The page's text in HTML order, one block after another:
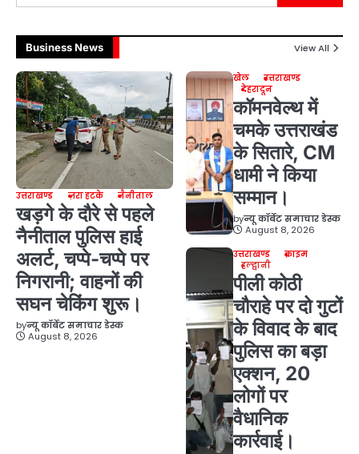
Business News View All
उत्तराखण्ड ज़रा हटके नैनीताल
खड़गे के दौरे से पहले
नैनीताल पुलिस हाई
अलर्ट, चप्पे-चप्पे पर
निगरानी; वाहनों की
सघन चेकिंग शुरू।
byन्यू कॉर्बेट समाचार डेस्क
August 8, 2026
खेल
उत्तराखण्ड
देहरादून
कॉमनवेल्थ में
चमके उत्तराखंड
के सितारे, CM
धामी ने किया
सम्मान।
byन्यू कॉर्बेट समाचार डेस्क
August 8, 2026
उत्तराखण्ड
क्राइम
हल्द्वानी
पीली कोठी
चौराहे पर दो गुटों
के विवाद के बाद
पुलिस का बड़ा
एक्शन, 20
लोगों पर
वैधानिक
कार्रवाई।